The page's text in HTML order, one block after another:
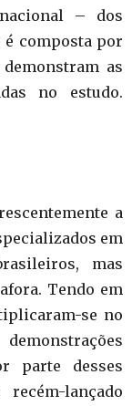
– dos
composta por
as
no estudo.
a
em
mas
Tendo em
se no
parte desses
lançado